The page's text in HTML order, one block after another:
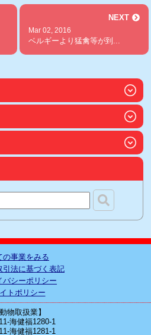
NEXT
Mar 02, 2016
ベルギーより猛禽等が到...
の事業をみる
引法に基づく表記
バシーポリシー
トポリシー
動物取扱業】
海健福1280-1
海健福1281-1